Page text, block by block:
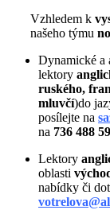
Vzhledem k
našeho týmu
Dynamické a
lektory
ruského,
mluvčí)do
posílejte na
na 736 488
Lektory
oblasti
nabídky či